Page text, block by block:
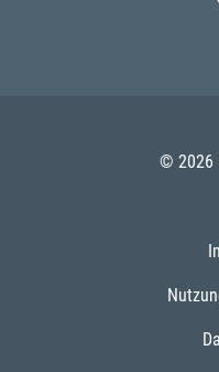
© 2026